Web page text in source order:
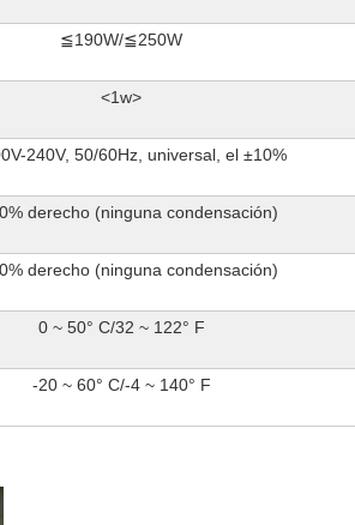
≦190W/≦250W
<1w>
240V, 50/60Hz, universal, el ±10%
derecho (ninguna condensación)
derecho (ninguna condensación)
0 ~ 50° C/32 ~ 122° F
-20 ~ 60° C/-4 ~ 140° F